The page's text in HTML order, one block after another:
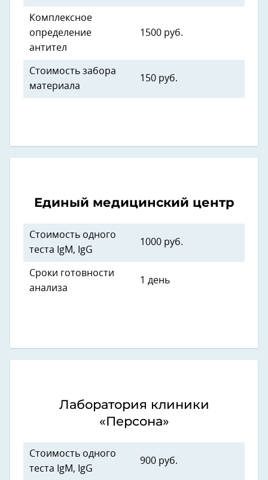
Комплексное
определение
антител
1500 руб.
Стоимость забора
материала
150 руб.
Единый медицинский центр
Стоимость одного
теста IgM, IgG
1000 руб.
Сроки готовности
анализа
1 день
Лаборатория клиники
«Персона»
Стоимость одного
теста IgM, IgG
900 руб.